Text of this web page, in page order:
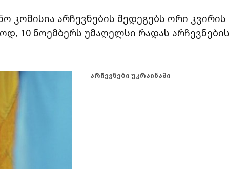
კომისია არჩევნების შედეგებს ორი კვირის
10 ნოემბერს უმაღელსი რადას არჩევნების
არჩევნები უკრაინაში